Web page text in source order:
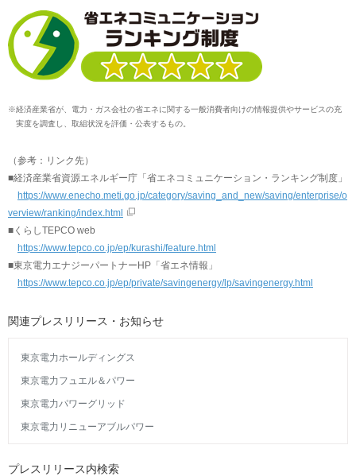
※経済産業省が、電力・ガス会社の省エネに関する一般消費者向けの情報提供やサービスの充
実度を調査し、取組状況を評価・公表するもの。
（参考：リンク先）
■経済産業省資源エネルギー庁「省エネコミュニケーション・ランキング制度」
https://www.enecho.meti.go.jp/category/saving_and_new/saving/enterprise/o
verview/ranking/index.html
■くらしTEPCO web
https://www.tepco.co.jp/ep/kurashi/feature.html
■東京電力エナジーパートナーHP「省エネ情報」
https://www.tepco.co.jp/ep/private/savingenergy/lp/savingenergy.html
関連プレスリリース・お知らせ
東京電力ホールディングス
東京電力フュエル＆パワー
東京電力パワーグリッド
東京電力リニューアブルパワー
プレスリリース内検索